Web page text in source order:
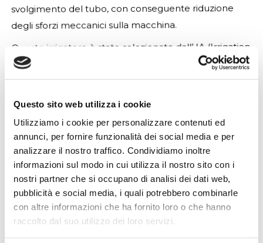
Questo sito web utilizza i cookie
Utilizziamo i cookie per personalizzare contenuti ed
annunci, per fornire funzionalità dei social media e per
analizzare il nostro traffico. Condividiamo inoltre
informazioni sul modo in cui utilizza il nostro sito con i
nostri partner che si occupano di analisi dei dati web,
pubblicità e social media, i quali potrebbero combinarle
con altre informazioni che ha fornito loro o che hanno
raccolto dal suo utilizzo dei loro servizi.
svolgimento del tubo, con conseguente riduzione
degli sforzi meccanici sulla macchina.
Questo irrigatore è stato selezionato dall’ IA (Irrigation
Association) per partecipare al 2020 IA Virtual New
Product contest.
Cliccando sopra “2020 IA Virtual new product
contest” (sotto al video)verrete reindirizzati al link e
potrete votare il nostro prodotto 100% Green ed eco-
sostenibile.
Grazie per il Vostro supporto
IRRILAND STAFF